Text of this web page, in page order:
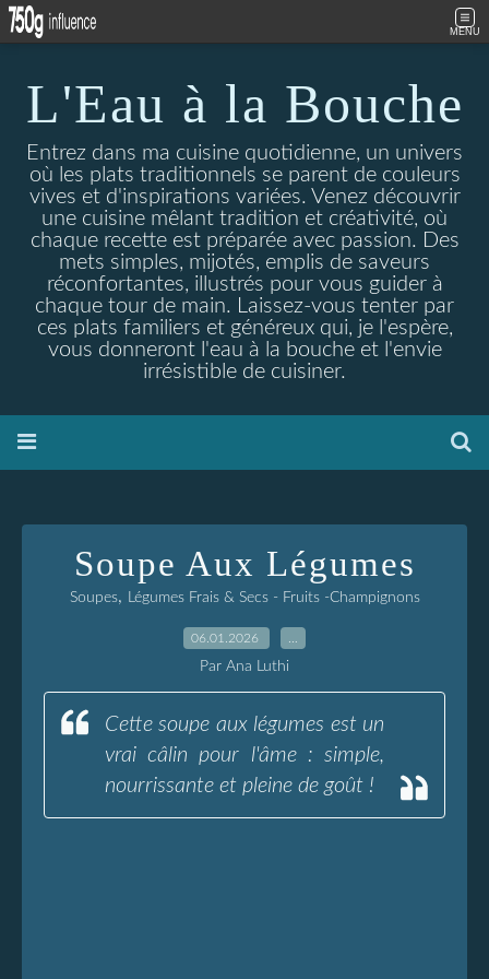
MENU
L'Eau à la Bouche
Entrez dans ma cuisine quotidienne, un univers
où les plats traditionnels se parent de couleurs
vives et d'inspirations variées. Venez découvrir
une cuisine mêlant tradition et créativité, où
chaque recette est préparée avec passion. Des
mets simples, mijotés, emplis de saveurs
réconfortantes, illustrés pour vous guider à
chaque tour de main. Laissez-vous tenter par
ces plats familiers et généreux qui, je l'espère,
vous donneront l'eau à la bouche et l'envie
irrésistible de cuisiner.
Soupe Aux Légumes
Soupes, Légumes Frais & Secs - Fruits -Champignons
06.01.2026
Par Ana Luthi
Cette soupe aux légumes est un
vrai câlin pour l'âme : simple,
nourrissante et pleine de goût !